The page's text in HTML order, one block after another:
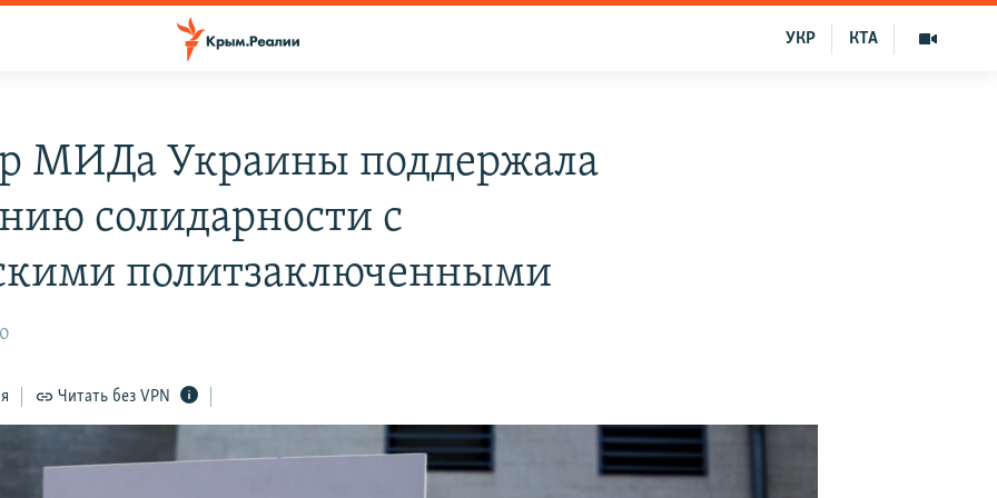
КТА
УКР
МИДа Украины поддержала
солидарности с
политзаключенными
Читать без VPN